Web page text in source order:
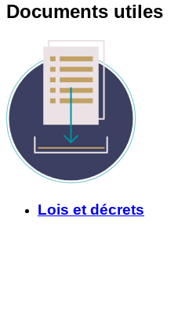
Documents utiles
Lois et décrets